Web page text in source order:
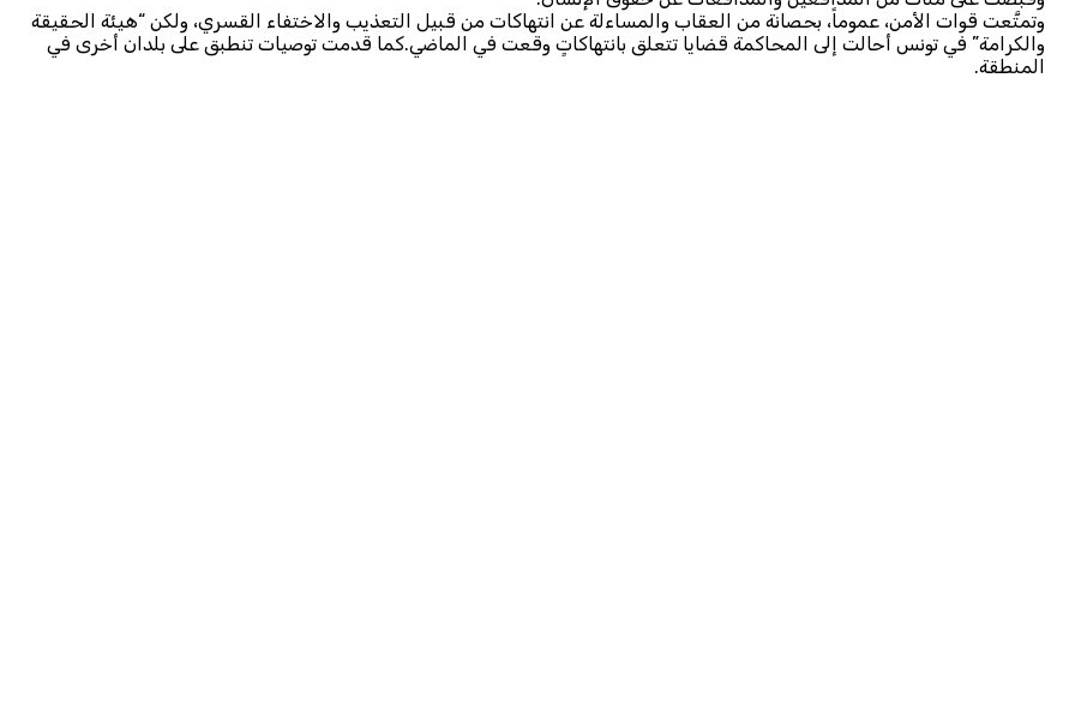
وتمتَّعت قوات الأمن، عموماً، بحصانة من العقاب والمساءلة عن انتهاكات من قبيل التعذيب والاختفاء القسري، ولكن “هيئة الحقيقة
والكرامة” في تونس أحالت إلى المحاكمة قضايا تتعلق بانتهاكاتٍ وقعت في الماضي.كما قدمت توصيات تنطبق على بلدان أخرى في
المنطقة.